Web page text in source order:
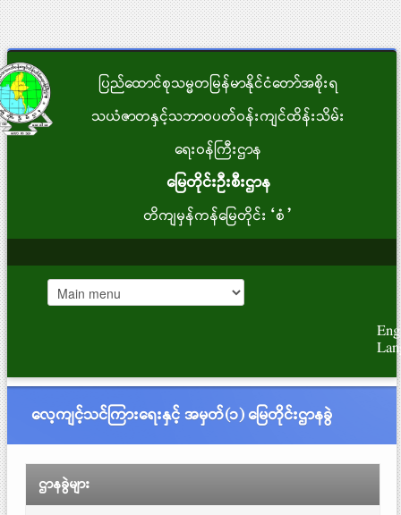
ပြည်ထောင်စုသမ္မတမြန်မာနိုင်ငံတော်အစိုးရ
သယံဇာတနှင့်သဘာဝပတ်ဝန်းကျင်ထိန်းသိမ်း
ရေးဝန်ကြီးဌာန
မြေတိုင်းဦးစီးဌာန
တိကျမှန်ကန်မြေတိုင်း“စံ”
လေ့ကျင့်သင်ကြားရေးနှင့် အမှတ်(၁) မြေတိုင်းဌာနခွဲ
ဌာနခွဲများ